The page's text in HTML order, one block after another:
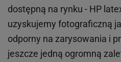
dostępną na rynku - HP
uzyskujemy fotograficzną
odporny na zarysowania i
jeszcze jedną ogromną